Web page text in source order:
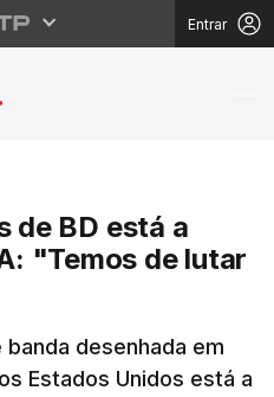
Entrar
livros de
de BD está a
"Temos de lutar
desenhada em
Estados Unidos está a